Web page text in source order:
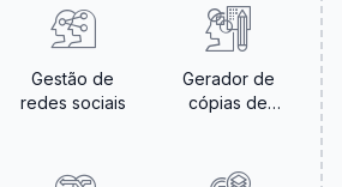
Gestão de
redes sociais
Gerador de
cópias de